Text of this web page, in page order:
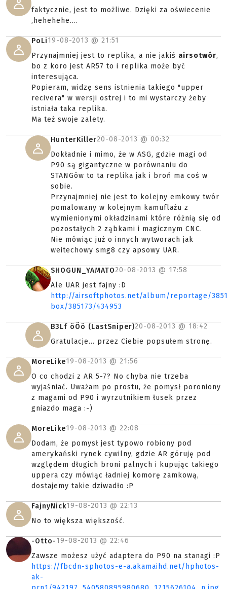
faktycznie, jest to możliwe. Dzięki za oświecenie
,hehehehe....
PoLi19-08-2013 @ 21:51
Przynajmniej jest to replika, a nie jakiś airsotwór,
bo z koro jest AR57 to i replika może być
interesująca.
Popieram, widzę sens istnienia takiego "upper
recivera" w wersji ostrej i to mi wystarczy żeby
istniała taka replika.
Ma też swoje zalety.
HunterKiller20-08-2013 @ 00:32
Dokładnie i mimo, że w ASG, gdzie magi od
P90 są gigantyczne w porównaniu do
STANGów to ta replika jak i broń ma coś w
sobie.
Przynajmniej nie jest to kolejny emkowy twór
pomalowany w kolejnym kamuflażu z
wymienionymi okładzinami które różnią się od
pozostałych 2 ząbkami i magicznym CNC.
Nie mówiąc już o innych wytworach jak
weitechowy smg8 czy apsowy UAR.
SHOGUN_YAMATO20-08-2013 @ 17:58
Ale UAR jest fajny :D
http://airsoftphotos.net/album/reportage/
box/385173/434953
B3Lf öÖö (LastSniper)20-08-2013 @ 18:42
Gratulacje... przez Ciebie popsułem stronę.
MoreLike19-08-2013 @ 21:56
O co chodzi z AR 5-7? No chyba nie trzeba
wyjaśniać. Uważam po prostu, że pomysł poroniony
z magami od P90 i wyrzutnikiem łusek przez
gniazdo maga :-)
MoreLike19-08-2013 @ 22:08
Dodam, że pomysł jest typowo robiony pod
amerykański rynek cywilny, gdzie AR góruję pod
względem długich broni palnych i kupując takiego
uppera czy mówiąc ładniej komorę zamkową,
dostajemy takie dziwadło :P
FajnyNick19-08-2013 @ 22:13
No to większa większość.
-Otto-19-08-2013 @ 22:46
Zawsze możesz użyć adaptera do P90 na stanagi :P
https://fbcdn-sphotos-e-a.akamaihd.net/hphotos-
ak-